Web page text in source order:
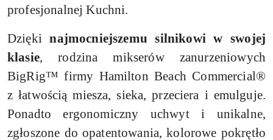
profesjonalnej Kuchni.
Dziękinajmocniejszemu silnikowi w swojej
klasie, rodzina mikserów zanurzeniowych
BigRig™ firmy Hamilton Beach Commercial®
z łatwością miesza, sieka, przeciera i emulguje.
Ponadto ergonomiczny uchwyt i unikalne,
zgłoszone do opatentowania, kolorowe pokrętło